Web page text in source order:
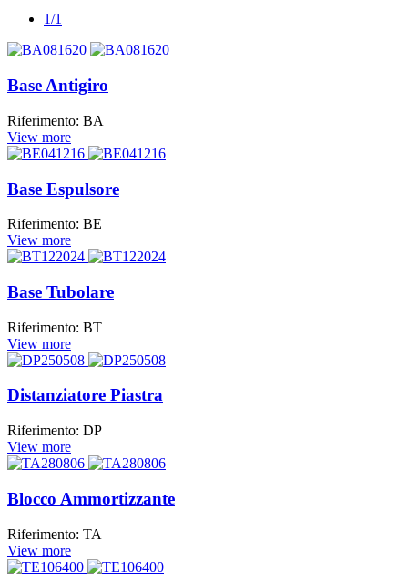
1/1
Base Antigiro
Riferimento: BA
View more
Base Espulsore
Riferimento: BE
View more
Base Tubolare
Riferimento: BT
View more
Distanziatore Piastra
Riferimento: DP
View more
Blocco Ammortizzante
Riferimento: TA
View more